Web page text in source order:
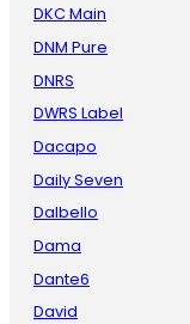
DKC Main
DNM Pure
DNRS
DWRS Label
Dacapo
Daily Seven
Dalbello
Dama
Dante6
David